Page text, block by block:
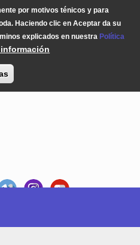
por motivos ténicos y para
Haciendo clic en Aceptar da su
explicados en nuestra Política